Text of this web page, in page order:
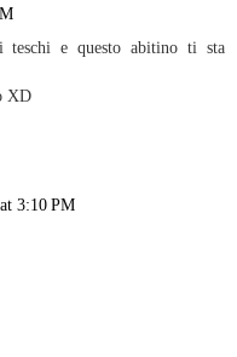
e questo abitino ti sta
XD
3:10 PM